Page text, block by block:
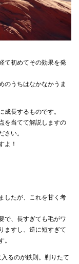
て初めてその効果を発
のうちはなかなかうま
長するものです。
を当てて解説しますの
さい。
よ！
したが、これを甘く考
で、長すぎても毛がワ
ますし、逆に短すぎて
。
るのが鉄則。剃りたて